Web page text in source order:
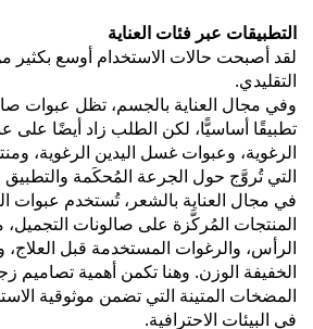
التطبيقات عبر فئات العناية
لقد أصبحت حالات الاستخدام أوسع بكثير
التقليدي.
وفي مجال العناية بالجسم، تظل عبوات
تطبيقًا أساسيًّا، لكن الطلب زاد أيضًا على
الرغوية، وعبوات غسل اليدين الرغوية،
التي تُروَّج حول الجرعة المُحكَمة
في مجال العناية بالشعر، تُستخدم عبوات
المنتجات المُركَّزة على صالونات
الرأس، والرغوات المستخدمة قبل
الخفيفة الوزن. وهنا تكمن أهمية تصاميم
المضخات المتينة التي تضمن موثوقية
في البيئات الاحترافية.